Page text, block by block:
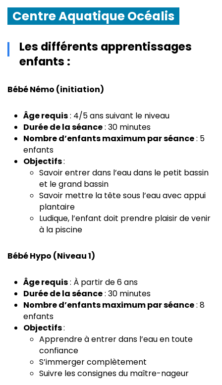
Centre Aquatique Océalis
Les différents apprentissages
enfants :
Bébé Némo (initiation)
Âge requis: 4/5 ans suivant le niveau
Durée de la séance: 30 minutes
Nombre d’enfants maximum par séance: 5
enfants
Objectifs:
Savoir entrer dans l’eau dans le petit bassin
et le grand bassin
Savoir mettre la tête sous l’eau avec appui
plantaire
Ludique, l’enfant doit prendre plaisir de venir
à la piscine
Bébé Hypo (Niveau 1)
Âge requis: À partir de 6 ans
Durée de la séance: 30 minutes
Nombre d’enfants maximum par séance: 8
enfants
Objectifs:
Apprendre à entrer dans l’eau en toute
confiance
S’immerger complètement
Suivre les consignes du maître-nageur